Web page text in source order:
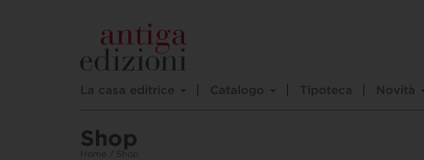
La casa editrice Catalogo Tipoteca Novità
Shop
Home / Shop